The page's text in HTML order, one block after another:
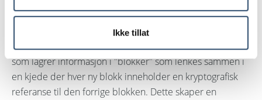
Ikke tillat
Hva er blokkjedeteknologi?
Blokkjedeteknologi er et desentralisert digitalt system
som lagrer informasjon i "blokker" som lenkes sammen i
en kjede der hver ny blokk inneholder en kryptografisk
referanse til den forrige blokken. Dette skaper en